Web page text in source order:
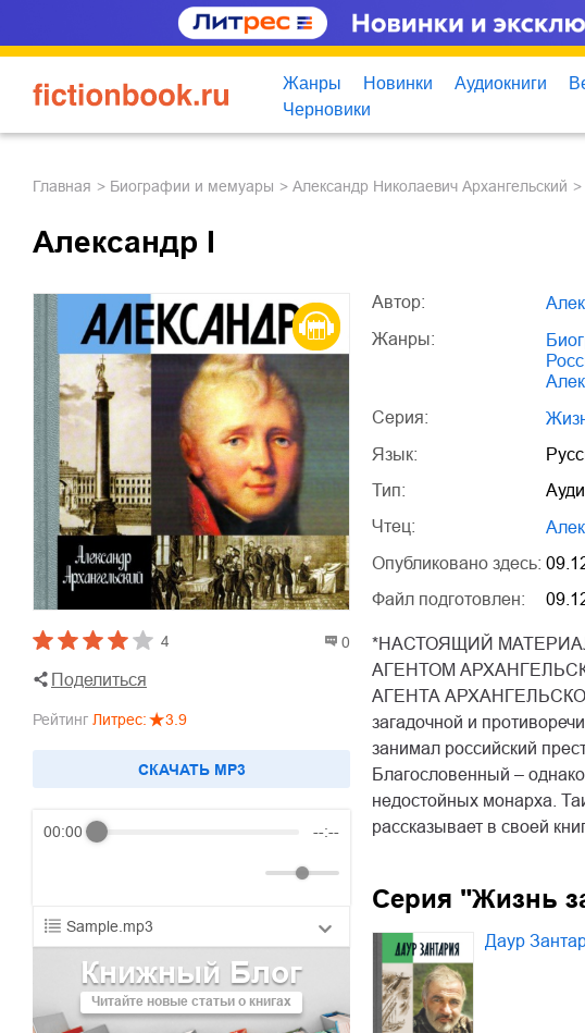
Жанры Новинки Аудиокниги
Черновики
Главная биографии и мемуары Александр Николаевич Архангельский
Александр I
4 0
Поделиться
Рейтинг Литрес: 3.9
CКАЧАТЬ MP3
00:00 --:--
Sample.mp3
01.mp3 30:10
02.mp3
Книжный Блог
Читайте новые статьи о книгах
Автор:
Жанры:
Серия:
Язык:
Тип:
Чтец:
Опубликовано здесь:
Файл подготовлен:
*НАСТОЯЩИЙ
АГЕНТОМ
АГЕНТА
загадочной и
занимал российский
Благословенный –
недостойных монарха.
рассказывает в своей
Серия "Жизнь
Даур